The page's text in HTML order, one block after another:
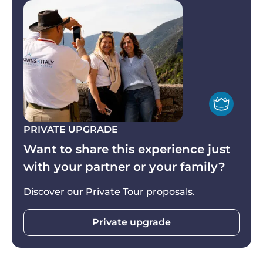
della regione, in un’esperienza che coinvolge tutti
i sensi, prima di rientrare a Firenze, dopo questo
indimenticabile tour di un giorno alle Cinque
Terre.
protezione solare.
PRIVATE UPGRADE
Want to share this experience just
with your partner or your family?
Discover our Private Tour proposals.
Private upgrade